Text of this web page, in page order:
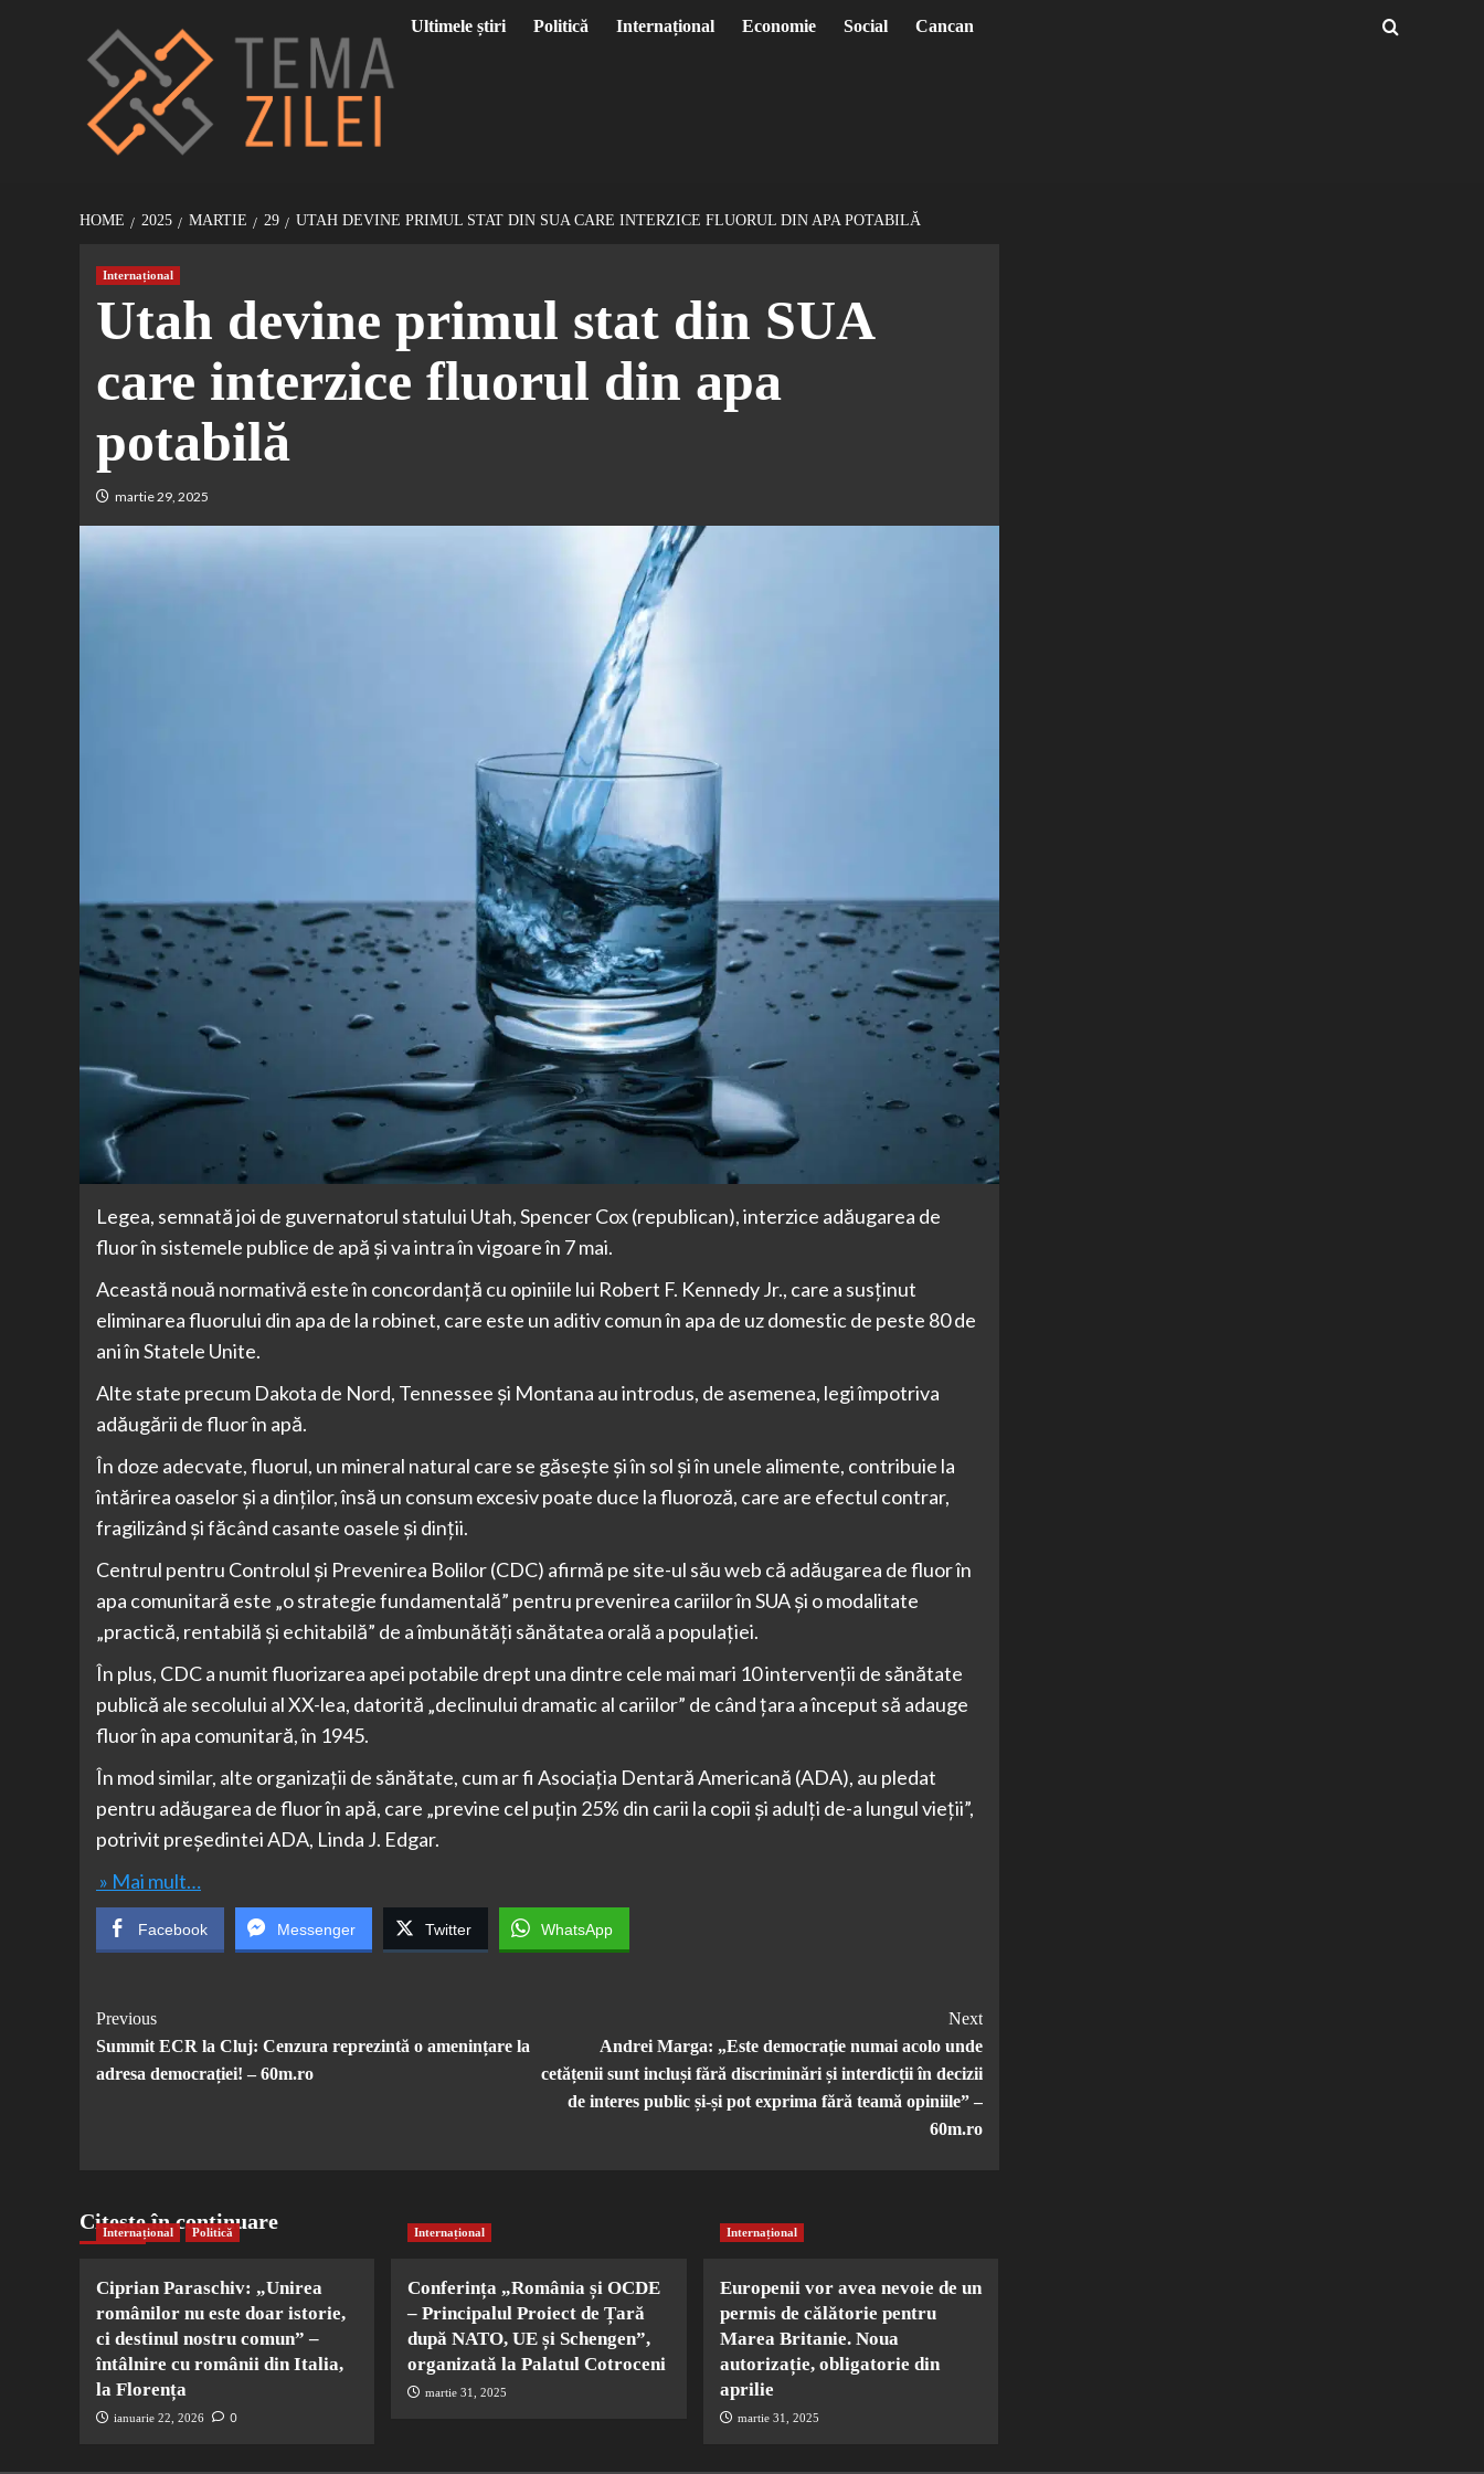
Ultimele știri Politică Internațional Economie Social Cancan
HOME 2025 MARTIE 29 UTAH DEVINE PRIMUL STAT DIN SUA CARE INTERZICE FLUORUL DIN APA POTABILĂ
Internațional
Utah devine primul stat din SUA
care interzice fluorul din apa
potabilă
martie 29, 2025
Legea, semnată joi de guvernatorul statului Utah, Spencer Cox (republican), interzice adăugarea de
fluor în sistemele publice de apă şi va intra în vigoare în 7 mai.
Această nouă normativă este în concordanţă cu opiniile lui Robert F. Kennedy Jr., care a susţinut
eliminarea fluorului din apa de la robinet, care este un aditiv comun în apa de uz domestic de peste 80 de
ani în Statele Unite.
Alte state precum Dakota de Nord, Tennessee şi Montana au introdus, de asemenea, legi împotriva
adăugării de fluor în apă.
În doze adecvate, fluorul, un mineral natural care se găseşte şi în sol şi în unele alimente, contribuie la
întărirea oaselor şi a dinţilor, însă un consum excesiv poate duce la fluoroză, care are efectul contrar,
fragilizând şi făcând casante oasele şi dinţii.
Centrul pentru Controlul şi Prevenirea Bolilor (CDC) afirmă pe site-ul său web că adăugarea de fluor în
apa comunitară este „o strategie fundamentală” pentru prevenirea cariilor în SUA şi o modalitate
„practică, rentabilă şi echitabilă” de a îmbunătăţi sănătatea orală a populaţiei.
În plus, CDC a numit fluorizarea apei potabile drept una dintre cele mai mari 10 intervenţii de sănătate
publică ale secolului al XX-lea, datorită „declinului dramatic al cariilor” de când ţara a început să adauge
fluor în apa comunitară, în 1945.
În mod similar, alte organizaţii de sănătate, cum ar fi Asociaţia Dentară Americană (ADA), au pledat
pentru adăugarea de fluor în apă, care „previne cel puţin 25% din carii la copii şi adulţi de-a lungul vieţii”,
potrivit preşedintei ADA, Linda J. Edgar.
» Mai mult…
Facebook Messenger Twitter WhatsApp
Post
Navigation
Previous
Summit ECR la Cluj: Cenzura reprezintă o amenințare la
adresa democrației! – 60m.ro
Next
Andrei Marga: „Este democrație numai acolo unde
cetățenii sunt incluși fără discriminări și interdicții în decizii
de interes public și-și pot exprima fără teamă opiniile” –
60m.ro
Citește în continuare
Internațional Politică
Ciprian Paraschiv: „Unirea
românilor nu este doar istorie,
ci destinul nostru comun” –
întâlnire cu românii din Italia,
la Florența
ianuarie 22, 2026 0
Internațional
Conferința „România și OCDE
– Principalul Proiect de Țară
după NATO, UE și Schengen”,
organizată la Palatul Cotroceni
martie 31, 2025
Internațional
Europenii vor avea nevoie de un
permis de călătorie pentru
Marea Britanie. Noua
autorizație, obligatorie din
aprilie
martie 31, 2025